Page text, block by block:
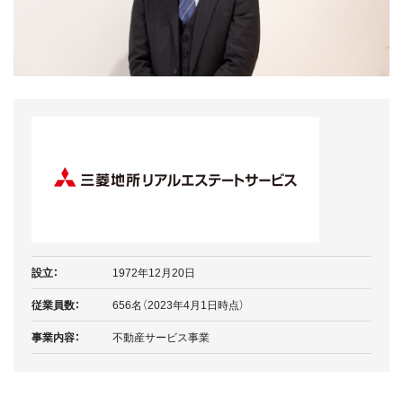
設立：
1972年12月20日
従業員数：
656名（2023年4月1日時点）
事業内容：
不動産サービス事業